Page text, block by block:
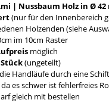
| Nussbaum Holz in Ø 42
(nur für den Innenbereich
Holzenden (siehe
im 10cm Raster
möglich
(ungeteilt)
Handläufe durch eine
es schwer ist fehlerfreies
gleich mit bestellen